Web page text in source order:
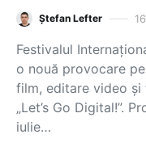
Ștefan Lefter
Festivalul
o nouă provocare
film, editare video
„Let’s Go Digital!”.
iulie…